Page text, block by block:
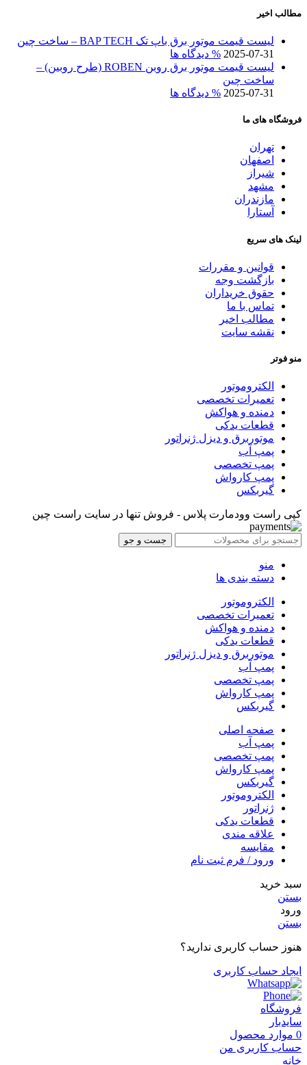
مطالب اخیر
لیست قیمت موتور برق باپ تک BAP TECH – ساخت چین
2025-07-31 % دیدگاه ها
لیست قیمت موتور برق روبن ROBEN (طرح روبین) –
ساخت چین
2025-07-31 % دیدگاه ها
فروشگاه های ما
تهران
اصفهان
شیراز
مشهد
مازندران
آستارا
لینک های سریع
قوانین و مقررات
بازگشت وجه
حقوق خریداران
تماس با ما
مطالب اخیر
نقشه سایت
منو فوتر
الکتروموتور
تعمیرات تخصصی
دمنده و هواکش
قطعات یدکی
موتوربرق و دیزل ژنراتور
پمپ آب
پمپ تخصصی
پمپ کارواش
گیربکس
کپی راست وودمارت پلاس - فروش تنها در سایت راست چین
جست و جو
منو
دسته بندی ها
الکتروموتور
تعمیرات تخصصی
دمنده و هواکش
قطعات یدکی
موتوربرق و دیزل ژنراتور
پمپ آب
پمپ تخصصی
پمپ کارواش
گیربکس
صفحه اصلی
پمپ آب
پمپ تخصصی
پمپ کارواش
گیربکس
الکتروموتور
ژنراتور
قطعات یدکی
علاقه مندی
مقایسه
ورود / فرم ثبت نام
سبد خرید
بستن
ورود
بستن
هنوز حساب کاربری ندارید؟
ایجاد حساب کاربری
فروشگاه
سایدبار
0 موارد محصول
حساب کاربری من
خانه